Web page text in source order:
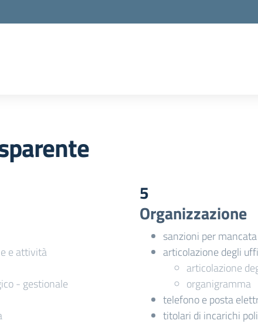
e attività
- gestionale
5
Organizzazione
sanzioni per
articolazione degli
articolazione
organigramma
telefono e posta
titolari di incarichi